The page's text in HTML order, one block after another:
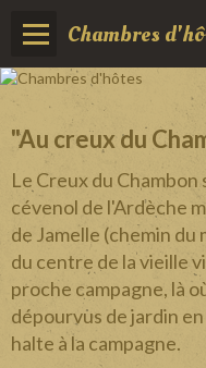
"Au creux du
Le Creux du Chambon
cévenol de l'Ardèche
de Jamelle (chemin du
du centre de la vieille
proche campagne, là
dépourvus de jardin
halte à la campagne.